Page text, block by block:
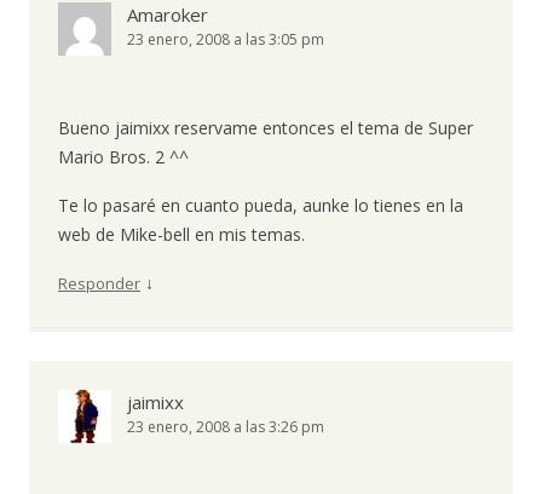
Amaroker
23 enero, 2008 a las 3:05 pm
Bueno jaimixx reservame entonces el tema de Super
Mario Bros. 2 ^^
Te lo pasaré en cuanto pueda, aunke lo tienes en la
web de Mike-bell en mis temas.
Responder ↓
jaimixx
23 enero, 2008 a las 3:26 pm